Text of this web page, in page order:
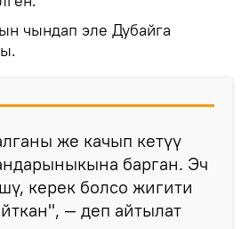
чындап эле Дубайга
же качып кетүү
барган. Эч
керек болсо жигити
— деп айтылат